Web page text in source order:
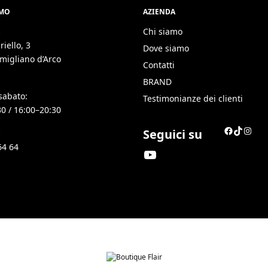
3
d’Arco
/ 16:00–20:30
64
AZIENDA
Chi siamo
Dove siamo
Contatti
BRAND
Testimonianze dei clienti
Seguici su